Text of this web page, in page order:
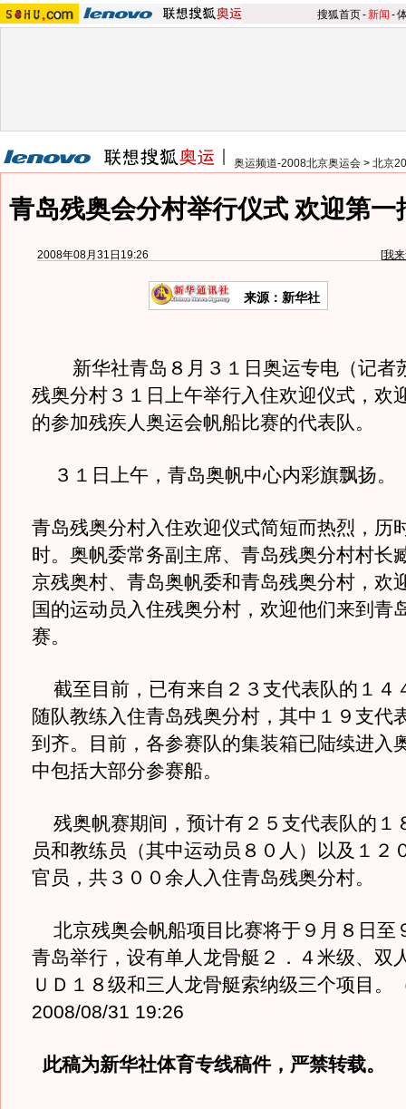
搜狐首页-新闻 -
奥运频道-2008北京奥运会 > 北京
青岛残奥会分村举行仪式 欢迎第一
2008年08月31日19:26 [我
来源：新华社
新华社青岛８月３１日奥运专电（记者
残奥分村３１日上午举行入住欢迎仪式，欢
的参加残疾人奥运会帆船比赛的代表队。
３１日上午，青岛奥帆中心内彩旗飘扬。
青岛残奥分村入住欢迎仪式简短而热烈，历
时。奥帆委常务副主席、青岛残奥分村村长
京残奥村、青岛奥帆委和青岛残奥分村，欢
国的运动员入住残奥分村，欢迎他们来到青
赛。
截至目前，已有来自２３支代表队的１４
随队教练入住青岛残奥分村，其中１９支代
到齐。目前，各参赛队的集装箱已陆续进入
中包括大部分参赛船。
残奥帆赛期间，预计有２５支代表队的１
员和教练员（其中运动员８０人）以及１２
官员，共３００余人入住青岛残奥分村。
北京残奥会帆船项目比赛将于９月８日至
青岛举行，设有单人龙骨艇２．４米级、双
ＵＤ１８级和三人龙骨艇索纳级三个项目。
2008/08/31 19:26
此稿为新华社体育专线稿件，严禁转载。